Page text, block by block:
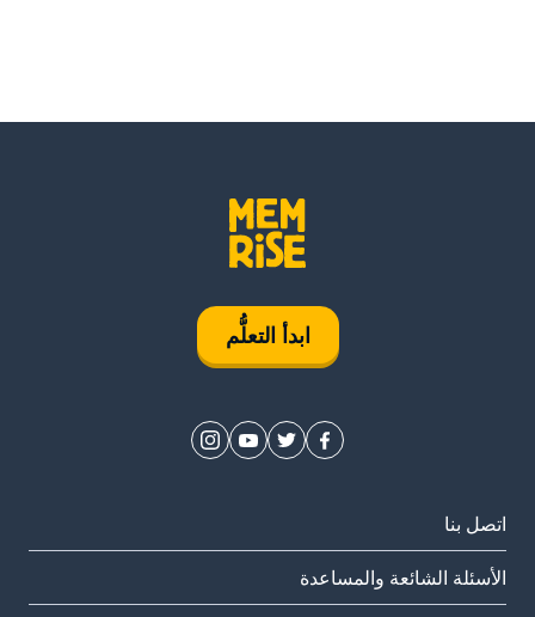
ابدأ التعلُّم
اتصل بنا
الأسئلة الشائعة والمساعدة